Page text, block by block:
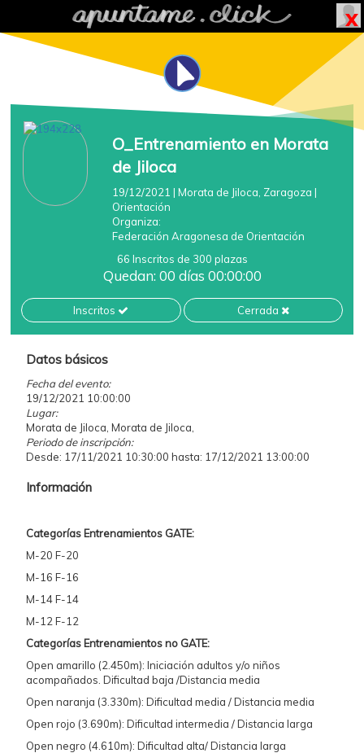
O_Entrenamiento en Morata
de Jiloca
19/12/2021 | Morata de Jiloca, Zaragoza |
Orientación
Organiza:
Federación Aragonesa de Orientación
66 Inscritos de 300 plazas
Quedan: 00 días 00:00:00
Inscritos Cerrada
Datos básicos
Fecha del evento:
19/12/2021 10:00:00
Lugar:
Morata de Jiloca, Morata de Jiloca,
Periodo de inscripción:
Desde: 17/11/2021 10:30:00 hasta: 17/12/2021 13:00:00
Información
Categorías Entrenamientos GATE:
M-20 F-20
M-16 F-16
M-14 F-14
M-12 F-12
Categorías Entrenamientos no GATE:
Open amarillo (2.450m): Iniciación adultos y/o niños
acompañados. Dificultad baja /Distancia media
Open naranja (3.330m): Dificultad media / Distancia media
Open rojo (3.690m): Dificultad intermedia / Distancia larga
Open negro (4.610m): Dificultad alta/ Distancia larga